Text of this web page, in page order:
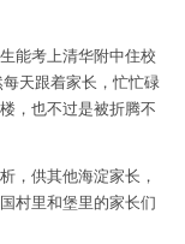
能考上清华附中住校
天跟着家长，忙忙碌
楼，也不过是被折腾不
，供其他海淀家长，
村里和堡里的家长们